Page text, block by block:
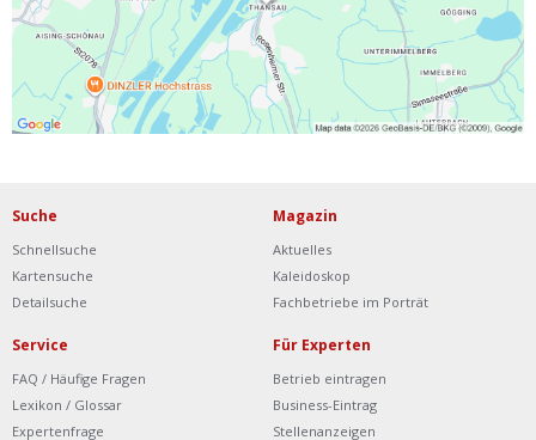
Werkstatt Login
Suche
Schnellsuche
Kartensuche
Detailsuche
Magazin
Aktuelles
Kaleidoskop
Fachbetriebe im Porträt
Service
FAQ / Häufige Fragen
Lexikon / Glossar
Expertenfrage
Für Experten
Betrieb eintragen
Business-Eintrag
Stellenanzeigen